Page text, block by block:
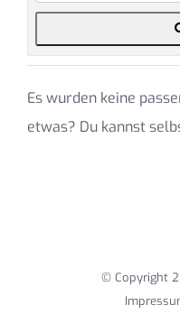
Es wurden keine
etwas? Du kannst
© Copyright